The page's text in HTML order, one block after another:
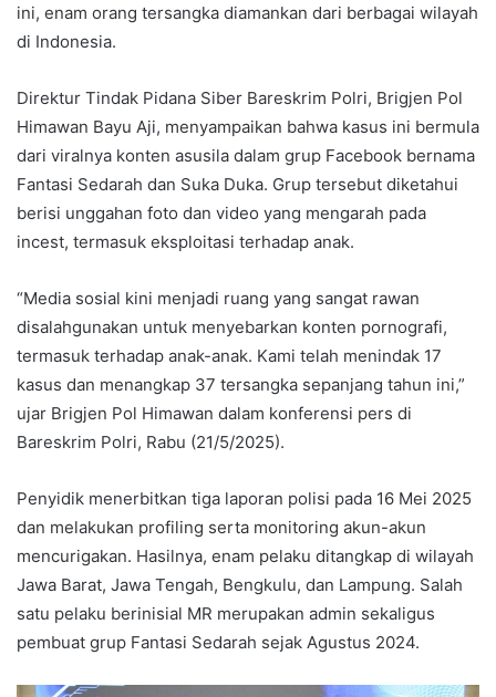
ini, enam orang tersangka diamankan dari berbagai wilayah
di Indonesia.
Direktur Tindak Pidana Siber Bareskrim Polri, Brigjen Pol
Himawan Bayu Aji, menyampaikan bahwa kasus ini bermula
dari viralnya konten asusila dalam grup Facebook bernama
Fantasi Sedarah dan Suka Duka. Grup tersebut diketahui
berisi unggahan foto dan video yang mengarah pada
incest, termasuk eksploitasi terhadap anak.
“Media sosial kini menjadi ruang yang sangat rawan
disalahgunakan untuk menyebarkan konten pornografi,
termasuk terhadap anak-anak. Kami telah menindak 17
kasus dan menangkap 37 tersangka sepanjang tahun ini,”
ujar Brigjen Pol Himawan dalam konferensi pers di
Bareskrim Polri, Rabu (21/5/2025).
Penyidik menerbitkan tiga laporan polisi pada 16 Mei 2025
dan melakukan profiling serta monitoring akun-akun
mencurigakan. Hasilnya, enam pelaku ditangkap di wilayah
Jawa Barat, Jawa Tengah, Bengkulu, dan Lampung. Salah
satu pelaku berinisial MR merupakan admin sekaligus
pembuat grup Fantasi Sedarah sejak Agustus 2024.